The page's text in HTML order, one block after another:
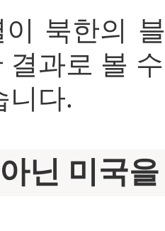
이 북한의
결과로 볼
니다.
닌 미국